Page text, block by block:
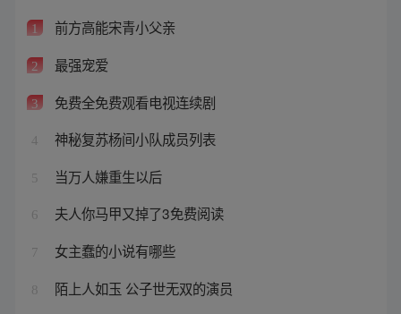
1 前方高能宋青小父亲
2 最强宠爱
3 免费全免费观看电视连续剧
4 神秘复苏杨间小队成员列表
5 当万人嫌重生以后
6 夫人你马甲又掉了3免费阅读
7 女主蠢的小说有哪些
8 陌上人如玉 公子世无双的演员